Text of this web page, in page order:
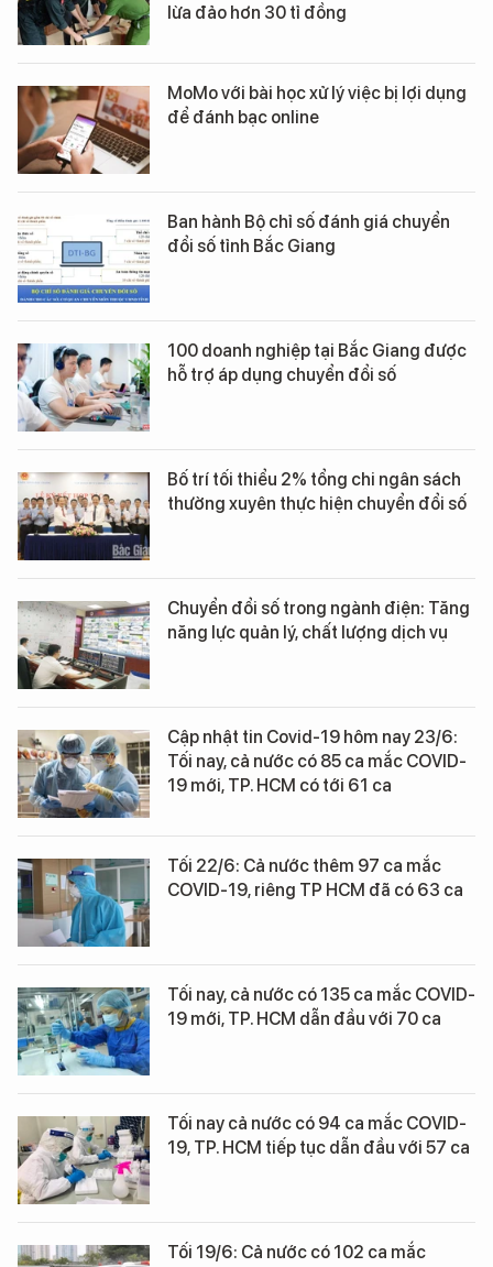
lừa đảo hơn 30 tỉ đồng
MoMo với bài học xử lý việc bị lợi dụng
để đánh bạc online
Ban hành Bộ chỉ số đánh giá chuyển
đổi số tỉnh Bắc Giang
100 doanh nghiệp tại Bắc Giang được
hỗ trợ áp dụng chuyển đổi số
Bố trí tối thiểu 2% tổng chi ngân sách
thường xuyên thực hiện chuyển đổi số
Chuyển đổi số trong ngành điện: Tăng
năng lực quản lý, chất lượng dịch vụ
Cập nhật tin Covid-19 hôm nay 23/6:
Tối nay, cả nước có 85 ca mắc COVID-
19 mới, TP. HCM có tới 61 ca
Tối 22/6: Cả nước thêm 97 ca mắc
COVID-19, riêng TP HCM đã có 63 ca
Tối nay, cả nước có 135 ca mắc COVID-
19 mới, TP. HCM dẫn đầu với 70 ca
Tối nay cả nước có 94 ca mắc COVID-
19, TP. HCM tiếp tục dẫn đầu với 57 ca
Tối 19/6: Cả nước có 102 ca mắc